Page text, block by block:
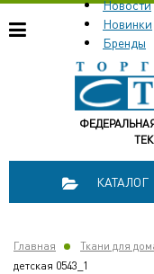
Новости
Новинки
Бренды
КАТАЛОГ
Главная Ткани для
детская 0543_1